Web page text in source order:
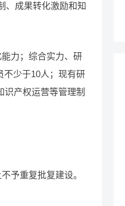
、成果转化激励和知
力；综合实力、研
不少于10人；现有研
识产权运营等管理制
予重复批复建设。